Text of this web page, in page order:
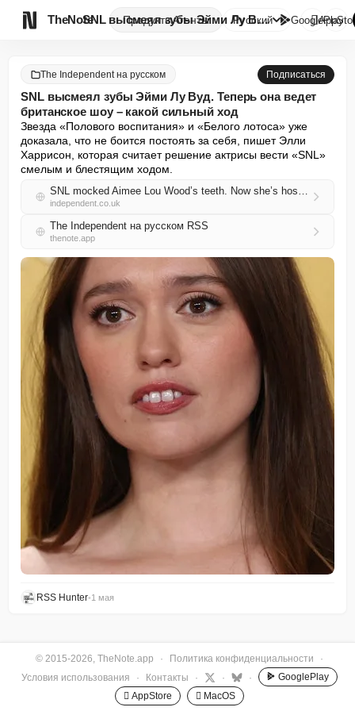
TheNote ПродуктыАгенты SNL высмеял зубы Эйми Лу Вуд. ...
Русский GooglePlay

The Independent на русском Подписаться
SNL высмеял зубы Эйми Лу Вуд. Теперь она ведет
британское шоу – какой сильный ход
Звезда «Полового воспитания» и «Белого лотоса» уже
доказала, что не боится постоять за себя, пишет Элли
Харрисон, которая считает решение актрисы вести «SNL»
смелым и блестящим ходом.
SNL mocked Aimee Lou Wood’s teeth. Now she’s hosting the UK show – what a power move
independent.co.uk
The Independent на русском RSS
thenote.app
RSS Hunter•1 мая
© 2015-2026, TheNote.app · Политика конфиденциальности
·
Условия использования
· Контакты · · ·
GooglePlay
 AppStore
 MacOS